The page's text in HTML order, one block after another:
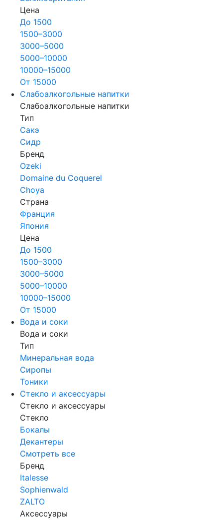
Цена
До 1500
1500–3000
3000–5000
5000–10000
10000–15000
От 15000
Слабоалкогольные напитки
Слабоалкогольные напитки
Тип
Сакэ
Сидр
Бренд
Ozeki
Domaine du Coquerel
Choya
Страна
Франция
Япония
Цена
До 1500
1500–3000
3000–5000
5000–10000
10000–15000
От 15000
Вода и соки
Вода и соки
Тип
Минеральная вода
Сиропы
Тоники
Стекло и аксессуары
Стекло и аксессуары
Стекло
Бокалы
Декантеры
Смотреть все
Бренд
Italesse
Sophienwald
ZALTO
Аксессуары